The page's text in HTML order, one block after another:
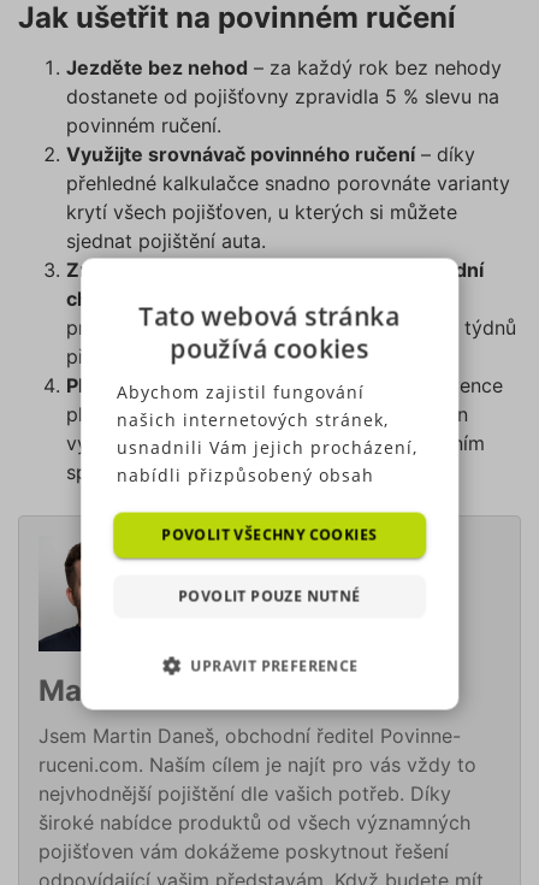
Jak ušetřit na povinném ručení
Jezděte bez nehod – za každý rok bez nehody
dostanete od pojišťovny zpravidla 5 % slevu na
povinném ručení.
Využijte srovnávač povinného ručení– díky
přehledné kalkulačce snadno porovnáte varianty
krytí všech pojišťoven, u kterých si můžete
sjednat pojištění auta.
Změnu pojišťovny nenechávejte na poslední
chvíli
provozu vozidla musíte podat nejpozději 6 týdnů
předem koncem pojistného období.
Plaťte pojištění jednou za rok– roční frekvence
placení pojistného je u některých pojišťoven
výhodnější oproti čtvrtletním nebo pololetním
splátkám.
Martin Daneš
Jsem Martin Daneš, obchodní ředitel Povinne-
ruceni.com. Naším cílem je najít pro vás vždy to
nejvhodnější pojištění dle vašich potřeb. Díky
široké nabídce produktů od všech významných
pojišťoven vám dokážeme poskytnout řešení
Tato webová stránka
používá cookies
Abychom zajistil fungování
našich internetových stránek,
usnadnili Vám jejich procházení,
nabídli přizpůsobený obsah
analyzovat návštěvnost,
využíváme soubory cookies,
které sdílíme se svými partnery
(výkonové soubory, soubory
nezařazené soubory) můžeme
využívat pouze s Vaším
předchozím souhlasem, který
můžete udělit zaškrtnutím
políčka u příslušného druhu
cookies pod tlačítkem „Upravit
POVOLIT VŠECHNY COOKIES
POVOLIT POUZE NUTNÉ
UPRAVIT PREFERENCE
VÝKONOVÉ SOUBORY
SOUBORY CÍLENÍ